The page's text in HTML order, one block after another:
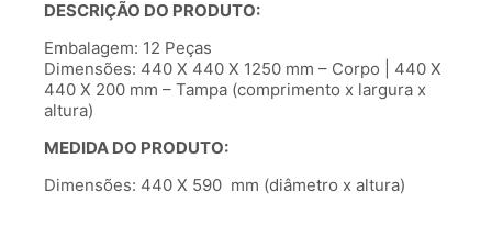
DESCRIÇÃO DO PRODUTO:
Embalagem: 12 Peças
Dimensões: 440 X 440 X 1250 mm – Corpo | 440 X
440 X 200 mm – Tampa (comprimento x largura x
altura)
MEDIDA DO PRODUTO:
Dimensões: 440 X 590 mm (diâmetro x altura)